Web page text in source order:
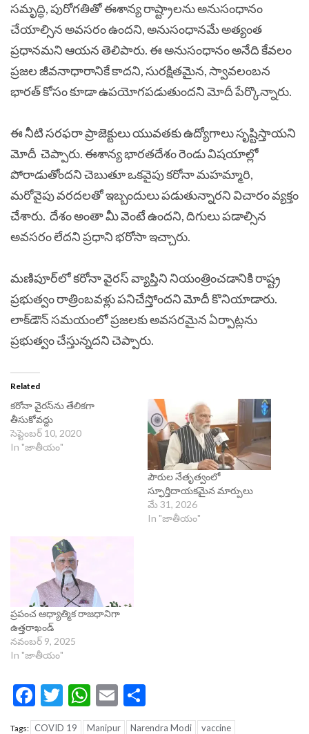
సమృద్ధి, పురోగతితో ఈశాన్య రాష్ట్రాలను అనుసంధానం
చేయాల్సిన అవసరం ఉందని, అనుసంధానమే అత్యంత
ప్రధానమని ఆయన తెలిపారు. ఈ అనుసంధానం అనేది కేవలం
ప్రజల జీవనాధారానికే కాదని, సురక్షితమైన, స్వావలంబన
భారత్ కోసం కూడా ఉపయోగపడుతుందని మోదీ పేర్కొన్నారు.
ఈ నీటి సరఫరా ప్రాజెక్టులు యువతకు ఉద్యోగాలు సృష్టిస్తాయని
మోదీ చెప్పారు. ఈశాన్య భారతదేశం రెండు విషయాల్లో
పోరాడుతోందని చెబుతూ ఒకవైపు కరోనా మహమ్మారి,
మరోవైపు వరదలతో ఇబ్బందులు పడుతున్నారని విచారం వ్యక్తం
చేశారు. దేశం అంతా మీ వెంటే ఉందని, దిగులు పడాల్సిన
అవసరం లేదని ప్రధాని భరోసా ఇచ్చారు.
మణిపూర్‌లో కరోనా వైరస్ వ్యాప్తిని నియంత్రించడానికి రాష్ట్ర
ప్రభుత్వం రాత్రింబవళ్లు పనిచేస్తోందని మోదీ కొనియాడారు.
లాక్‌డౌన్ సమయంలో ప్రజలకు అవసరమైన ఏర్పాట్లను
ప్రభుత్వం చేస్తున్నదని చెప్పారు.
Related
క‌రోనా వైరస్‌ను తేలిక‌గా
తీసుకోవ‌ద్దు
సెప్టెంబర్ 10, 2020
In "జాతీయం"
పౌరుల నేతృత్వంలో
స్ఫూర్తిదాయకమైన మార్పులు
మే 31, 2026
In "జాతీయం"
ప్రపంచ ఆధ్యాత్మిక రాజధానిగా
ఉత్తరాఖండ్‌
నవంబర్ 9, 2025
In "జాతీయం"
Facebook
Twitter
WhatsApp
Email
Tags: COVID 19 Manipur Narendra Modi vaccine